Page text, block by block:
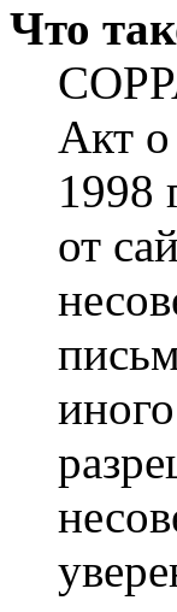
Что
Акт о
1998
от